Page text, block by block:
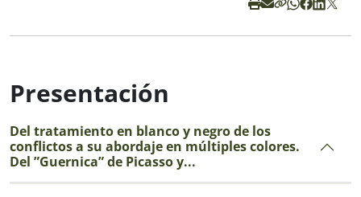
Presentación
Del tratamiento en blanco y negro de los
conflictos a su abordaje en múltiples colores.
Del ”Guernica” de Picasso y...